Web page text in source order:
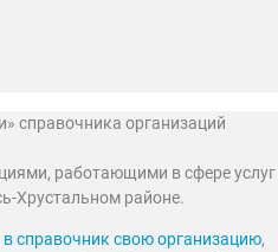
справочника организаций
работающими в сфере услуг
Хрустальном районе.
справочник свою организацию,